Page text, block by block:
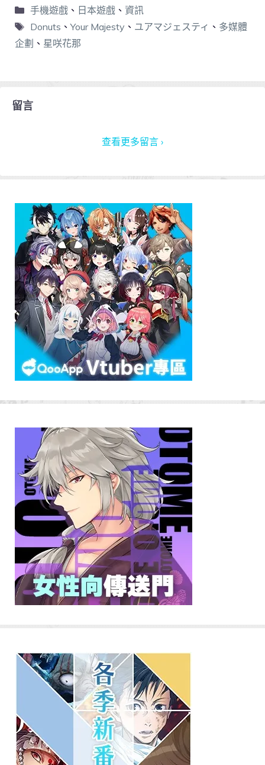
手機遊戲、 日本遊戲、 資訊
Donuts 、Your Majesty 、 ユアマジェスティ 、 多媒體
企劃 、 星咲花那
留言
查看更多留言 ›